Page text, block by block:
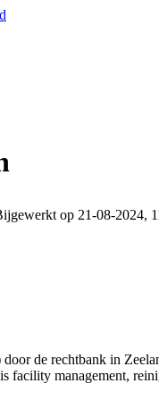
op 21-08-2024,
de rechtbank in
management,